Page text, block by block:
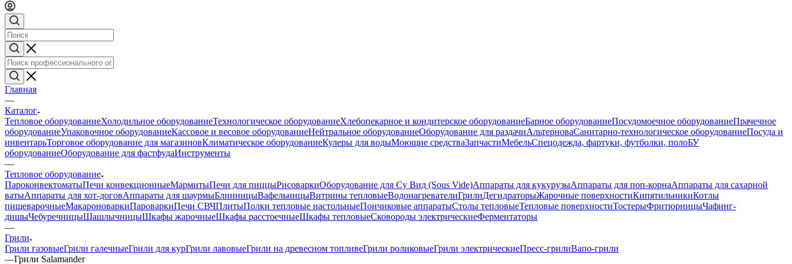
Главная
—
Каталог
Тепловое оборудованиеХолодильное оборудованиеТехнологическое оборудованиеХлебопекарное и кондитерское оборудованиеБарное оборудованиеПосудомоечное оборудованиеПрачечное
оборудованиеУпаковочное оборудованиеКассовое и весовое оборудованиеНейтральное оборудованиеОборудование для раздачиАльтерноваСанитарно-технологическое оборудованиеПосуда и
инвентарьТорговое оборудование для магазиновКлиматическое оборудованиеКулеры для водыМоющие средстваЗапчастиМебельСпецодежда, фартуки, футболки, полоБУ
оборудованиеОборудование для фастфудаИнструменты
—
Тепловое оборудование
ПароконвектоматыПечи конвекционныеМармитыПечи для пиццыРисоваркиОборудование для Су Вид (Sous Vide)Аппараты для кукурузыАппараты для поп-корнаАппараты для сахарной
ватыАппараты для хот-договАппараты для шаурмыБлинницыВафельницыВитрины тепловыеВодонагревателиГрилиДегидраторыЖарочные поверхностиКипятильникиКотлы
пищеварочныеМакароноваркиПароваркиПечи СВЧПлитыПолки тепловые настольныеПончиковые аппаратыСтолы тепловыеТепловые поверхностиТостерыФритюрницыЧафинг-
дишыЧебуречницыШашлычницыШкафы жарочныеШкафы расстоечныеШкафы тепловыеСковороды электрическиеФерментаторы
—
Грили
Грили газовыеГрили галечныеГрили для курГрили лавовыеГрили на древесном топливеГрили роликовыеГрили электрическиеПресс-грилиВапо-грили
—Грили Salamander